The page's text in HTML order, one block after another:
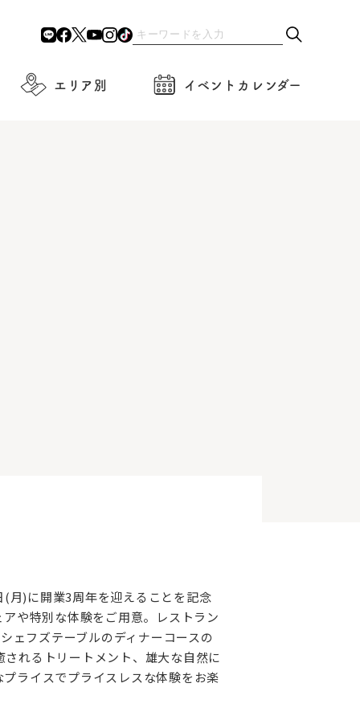
エリア別 イベントカレンダー
月)に開業3周年を迎えることを記念
や特別な体験をご用意。レストラン
ェフズテーブルのディナーコースの
れるトリートメント、雄大な自然に
ライスでプライスレスな体験をお楽